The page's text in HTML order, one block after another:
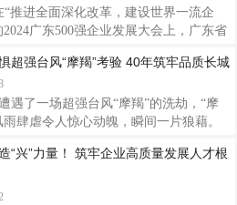
作为1984年创立于佛山的铝挤压行业知
业，始终秉持“勤奋进取、开拓创新、
国内外市场，在复杂的经济形势下依旧
增长，守法经营、依法纳税，展示了良
“推进全面深化改革，建设世界一流企
2024广东500强企业发展大会上，广东省
百强榜。兴发铝业在2024广东企业500强
位、2024广东制造业企业100强榜单荣
次展现了兴发铝业的强劲实力。据了
500强及行业百强榜由广东省企业联合
指导下，在有关部门、企联组织、行业
持下，参照国际通行做法，本次以2023
入为基本标准作出排序，真实地反映广
超强台风“摩羯”考验 40年筑牢品质长城
遇了一场超强台风“摩羯”的洗劫，“摩
肆虐令人惊心动魄，瞬间一片狼藉。
风机被吹断，海口、文昌两地直接经济
元。整个城市被台风蹂躏得满目苍夷，
登录我国大陆地区最强的秋台风，登录
“兴”力量！ 筑牢企业高质量发展人才根